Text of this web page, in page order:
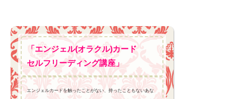
「エンジェル(オラクル)カード
セルフリーディング講座」
エンジェルカードを触ったことがない、持ったこともないあな